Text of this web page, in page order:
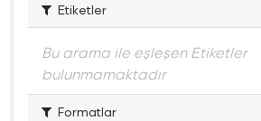
Etiketler
Bu arama ile eşleşen Etiketler
bulunmamaktadır
Formatlar